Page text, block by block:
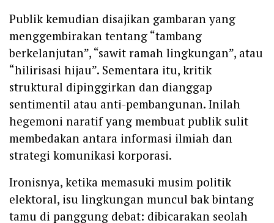
Publik kemudian disajikan gambaran yang
menggembirakan tentang “tambang
berkelanjutan”, “sawit ramah lingkungan”, atau
“hilirisasi hijau”. Sementara itu, kritik
struktural dipinggirkan dan dianggap
sentimentil atau anti-pembangunan. Inilah
hegemoni naratif yang membuat publik sulit
membedakan antara informasi ilmiah dan
strategi komunikasi korporasi.
Ironisnya, ketika memasuki musim politik
elektoral, isu lingkungan muncul bak bintang
tamu di panggung debat: dibicarakan seolah